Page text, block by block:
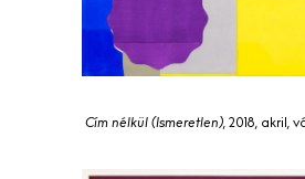
Cím nélkül (Ismeretlen), 2018, akril,